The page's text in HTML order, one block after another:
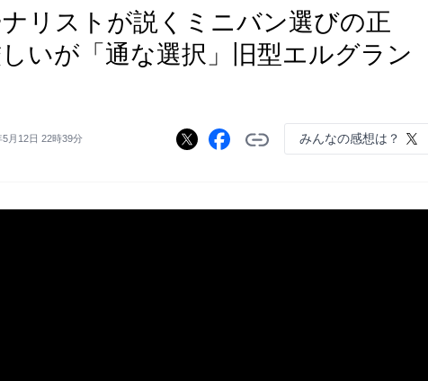
リストが説くミニバン選びの正
いが「通な選択」旧型エルグラン
5月12日 22時39分 みんなの感想は？